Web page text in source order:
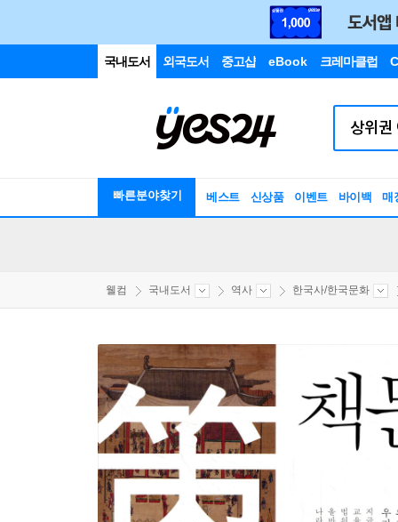
국내도서 외국도서 중고샵 eBook 크레마클럽
빠른분야찾기 베스트 신상품 이벤트 바이백 매
웰컴 국내도서 역사 한국사/한국문화